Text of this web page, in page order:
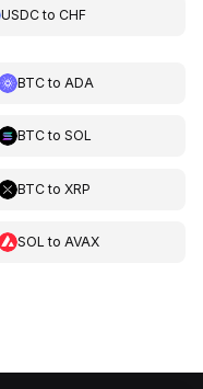
USDCtoCHF
BTCto ADA
BTCto SOL
BTCto XRP
SOL to AVAX